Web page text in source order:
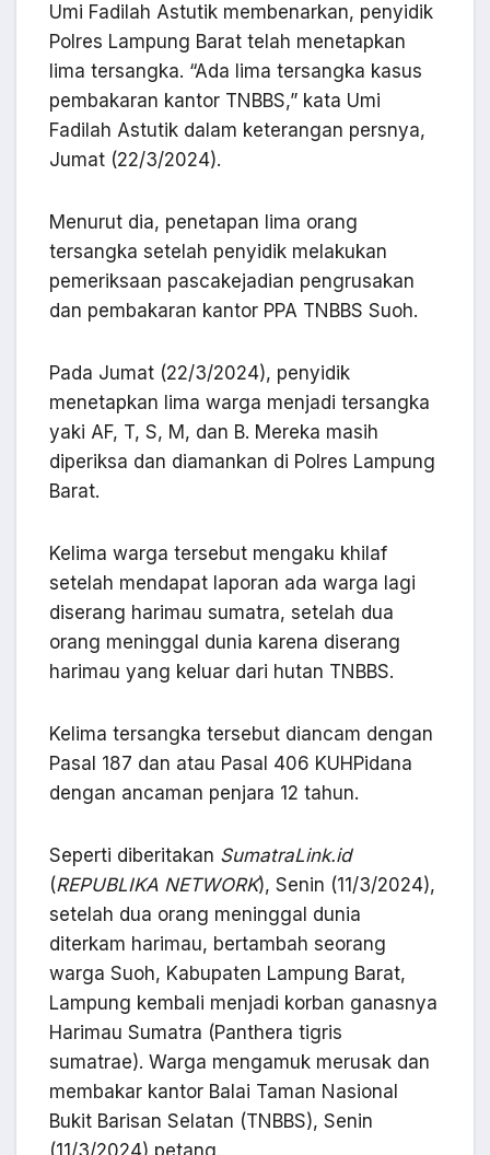
Umi Fadilah Astutik membenarkan, penyidik
Polres Lampung Barat telah menetapkan
lima tersangka. “Ada lima tersangka kasus
pembakaran kantor TNBBS,” kata Umi
Fadilah Astutik dalam keterangan persnya,
Jumat (22/3/2024).
Menurut dia, penetapan lima orang
tersangka setelah penyidik melakukan
pemeriksaan pascakejadian pengrusakan
dan pembakaran kantor PPA TNBBS Suoh.
Pada Jumat (22/3/2024), penyidik
menetapkan lima warga menjadi tersangka
yaki AF, T, S, M, dan B. Mereka masih
diperiksa dan diamankan di Polres Lampung
Barat.
Kelima warga tersebut mengaku khilaf
setelah mendapat laporan ada warga lagi
diserang harimau sumatra, setelah dua
orang meninggal dunia karena diserang
harimau yang keluar dari hutan TNBBS.
Kelima tersangka tersebut diancam dengan
Pasal 187 dan atau Pasal 406 KUHPidana
dengan ancaman penjara 12 tahun.
Seperti diberitakan SumatraLink.id
(REPUBLIKA NETWORK), Senin (11/3/2024),
setelah dua orang meninggal dunia
diterkam harimau, bertambah seorang
warga Suoh, Kabupaten Lampung Barat,
Lampung kembali menjadi korban ganasnya
Harimau Sumatra (Panthera tigris
sumatrae). Warga mengamuk merusak dan
membakar kantor Balai Taman Nasional
Bukit Barisan Selatan (TNBBS), Senin